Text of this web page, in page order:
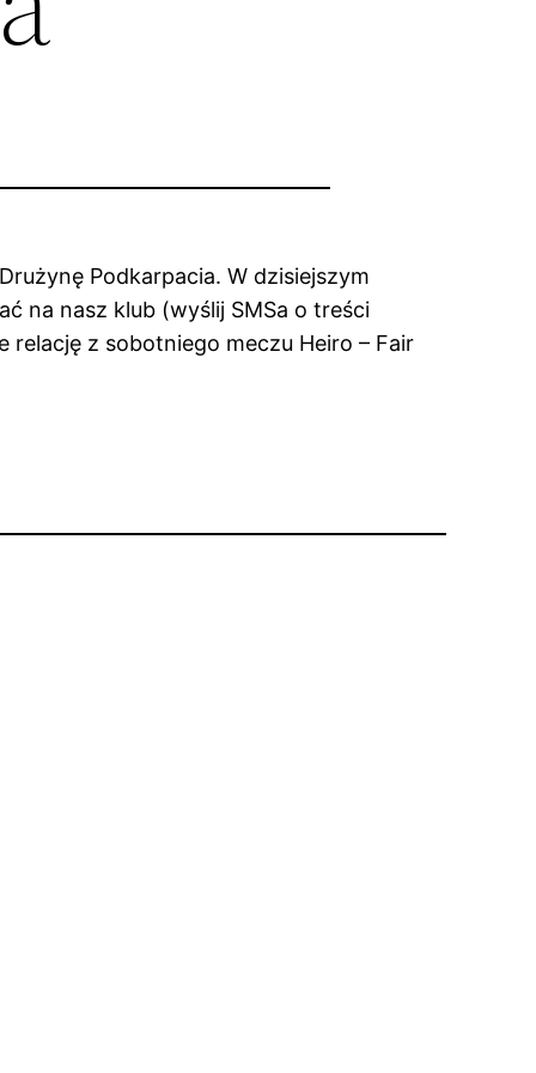
Podkarpacia. W dzisiejszym
na nasz klub (wyślij SMSa o treści
z sobotniego meczu Heiro – Fair